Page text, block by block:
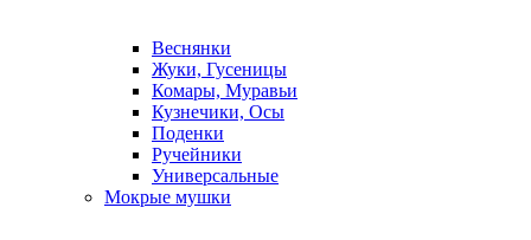
Веснянки
Жуки, Гусеницы
Комары, Муравьи
Кузнечики, Осы
Поденки
Ручейники
Универсальные
Мокрые мушки